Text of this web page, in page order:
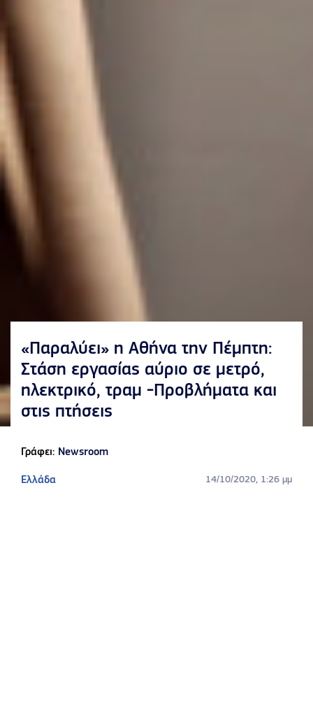
«Παραλύει» η Αθήνα την Πέμπτη:
Στάση εργασίας αύριο σε μετρό,
ηλεκτρικό, τραμ -Προβλήματα και
στις πτήσεις
Γράφει: Newsroom
Ελλάδα 14/10/2020, 1:26 μμ